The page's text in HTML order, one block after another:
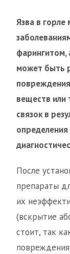
Язва в
фарингитом,
может быть
веществ или
связок в
После
препараты
их
(вскрытие
стоит, так